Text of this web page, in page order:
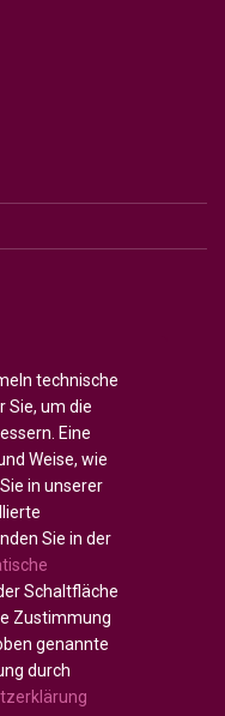
technische
Sie, um die
Eine
Weise, wie
in unserer
Sie in der
Schaltfläche
Zustimmung
genannte
durch